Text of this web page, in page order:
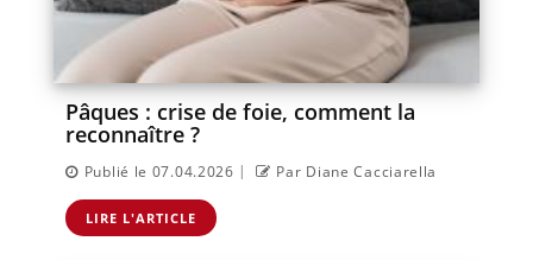
Pâques : crise de foie, comment la
reconnaître ?
Publié le 07.04.2026 | Par Diane Cacciarella
LIRE L'ARTICLE